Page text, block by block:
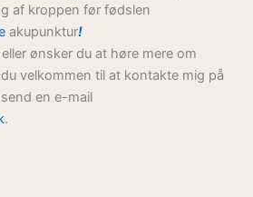
af kroppen før fødslen
akupunktur!
ønsker du at høre mere om
du velkommen til at kontakte mig på
send en e-mail
.